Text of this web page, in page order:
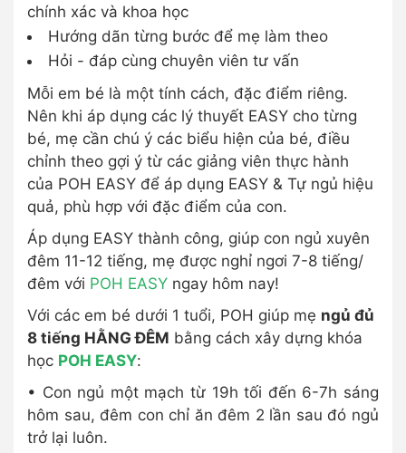
chính xác và khoa học
Hướng dãn từng bước để mẹ làm theo
Hỏi - đáp cùng chuyên viên tư vấn
Mỗi em bé là một tính cách, đặc điểm riêng.
Nên khi áp dụng các lý thuyết EASY cho từng
bé, mẹ cần chú ý các biểu hiện của bé, điều
chỉnh theo gợi ý từ các giảng viên thực hành
của POH EASY để áp dụng EASY & Tự ngủ hiệu
quả, phù hợp với đặc điểm của con.
Áp dụng EASY thành công, giúp con ngủ xuyên
đêm 11-12 tiếng, mẹ được nghỉ ngơi 7-8 tiếng/
đêm với POH EASY ngay hôm nay!
Với các em bé dưới 1 tuổi, POH giúp mẹ ngủ đủ
8 tiếng HẰNG ĐÊM bằng cách xây dựng khóa
học POH EASY:
• Con ngủ một mạch từ 19h tối đến 6-7h sáng
hôm sau, đêm con chỉ ăn đêm 2 lần sau đó ngủ
trở lại luôn.